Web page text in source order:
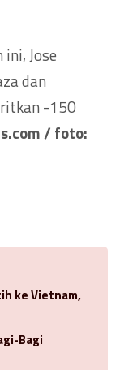
Jose
dan
-150
/ foto:
ke Vietnam,
Bagi